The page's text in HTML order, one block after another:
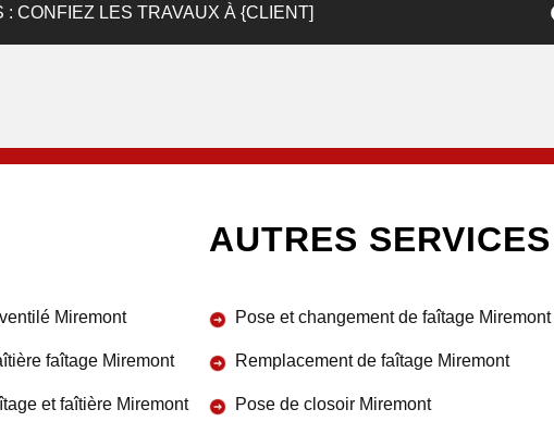
CONFIEZ LES TRAVAUX À {CLIENT]
AUTRES SERVICES
Miremont
faîtage Miremont
et faîtière Miremont
Pose et changement de faîtage Miremont
Remplacement de faîtage Miremont
Pose de closoir Miremont